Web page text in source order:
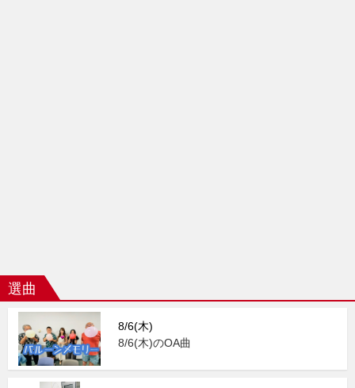
選曲
8/6(木)
8/6(木)のOA曲